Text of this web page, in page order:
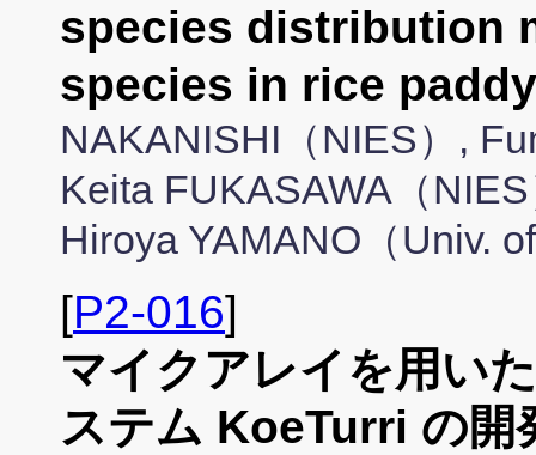
species distribution
species in rice
NAKANISHI（NIES）,
Keita FUKASAWA（
Hiroya YAMANO（Univ.
[P2-016]
マイクアレイを用い
ステム KoeTurri の開